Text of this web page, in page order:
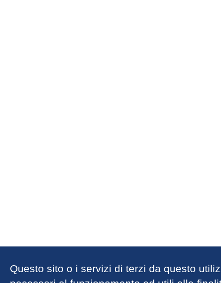
Questo sito o i servizi di terzi da questo